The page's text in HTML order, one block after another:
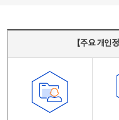
【주요 개인